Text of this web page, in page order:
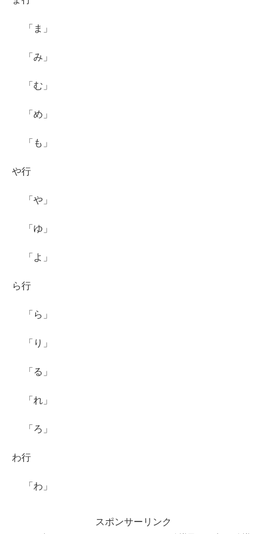
「ま」
「み」
「む」
「め」
「も」
や行
「や」
「ゆ」
「よ」
ら行
「ら」
「り」
「る」
「れ」
「ろ」
わ行
「わ」
スポンサーリンク